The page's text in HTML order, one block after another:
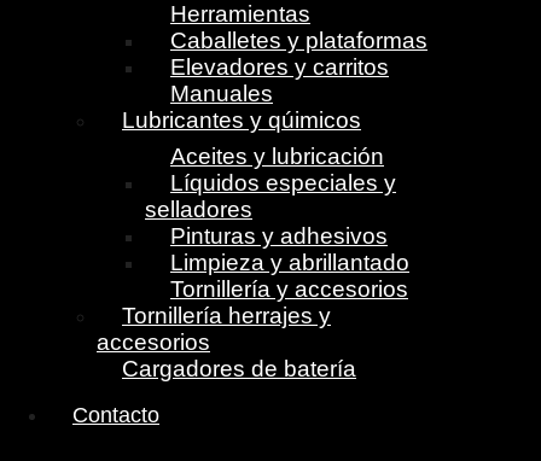
Herramientas
Caballetes y plataformas
Elevadores y carritos
Manuales
Lubricantes y qúimicos
Aceites y lubricación
Líquidos especiales y
selladores
Pinturas y adhesivos
Limpieza y abrillantado
Tornillería y accesorios
Tornillería herrajes y
accesorios
Cargadores de batería
Contacto